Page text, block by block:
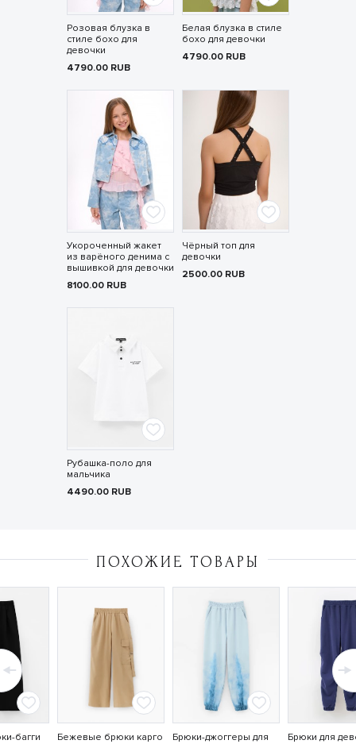
Розовая блузка в
стиле бохо для
девочки
4790.00 RUB
Белая блузка в стиле
бохо для девочки
4790.00 RUB
Укороченный жакет
из варёного денима с
вышивкой для девочки
8100.00 RUB
Чёрный топ для
девочки
2500.00 RUB
Рубашка-поло для
мальчика
4490.00 RUB
ПОХОЖИЕ ТОВАРЫ
багги
Бежевые брюки карго
Брюки-джоггеры для
Брюки для